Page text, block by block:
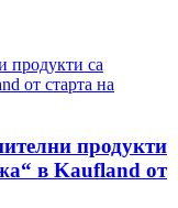
продукти
в Kaufland от